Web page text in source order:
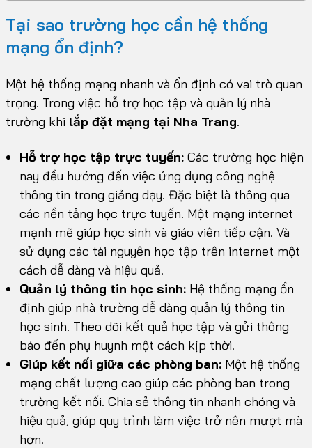
Tại sao trường học cần hệ thống
mạng ổn định?
Một hệ thống mạng nhanh và ổn định có vai trò quan
trọng. Trong việc hỗ trợ học tập và quản lý nhà
trường khi lắp đặt mạng tại Nha Trang.
Hỗ trợ học tập trực tuyến: Các trường học hiện
nay đều hướng đến việc ứng dụng công nghệ
thông tin trong giảng dạy. Đặc biệt là thông qua
các nền tảng học trực tuyến. Một mạng internet
mạnh mẽ giúp học sinh và giáo viên tiếp cận. Và
sử dụng các tài nguyên học tập trên internet một
cách dễ dàng và hiệu quả.
Quản lý thông tin học sinh: Hệ thống mạng ổn
định giúp nhà trường dễ dàng quản lý thông tin
học sinh. Theo dõi kết quả học tập và gửi thông
báo đến phụ huynh một cách kịp thời.
Giúp kết nối giữa các phòng ban: Một hệ thống
mạng chất lượng cao giúp các phòng ban trong
trường kết nối. Chia sẻ thông tin nhanh chóng và
hiệu quả, giúp quy trình làm việc trở nên mượt mà
hơn.